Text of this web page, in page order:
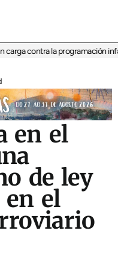
contra la programación
en el
de ley
en el